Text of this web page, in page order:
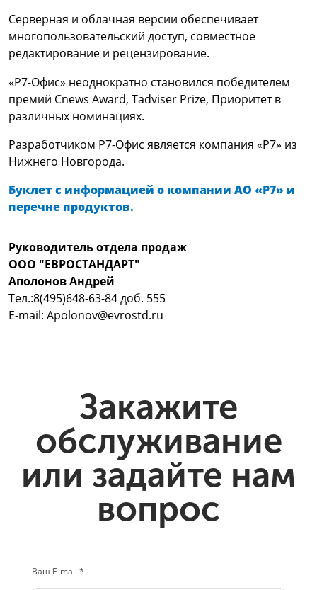
Серверная и облачная версии обеспечивает
многопользовательский доступ, совместное
редактирование и рецензирование.
«Р7-Офис» неоднократно становился победителем
премий Cnews Award, Tadviser Prize, Приоритет в
различных номинациях.
Разработчиком Р7-Офис является компания «Р7» из
Нижнего Новгорода.
Буклет с информацией о компании АО «Р7» и
перечне продуктов.
Руководитель отдела продаж
ООО "ЕВРОСТАНДАРТ"
Аполонов Андрей
Тел.:8(495)648-63-84 доб. 555
E-mail: Apolonov@evrostd.ru
Закажите
обслуживание
или задайте нам
вопрос
Ваш E-mail *